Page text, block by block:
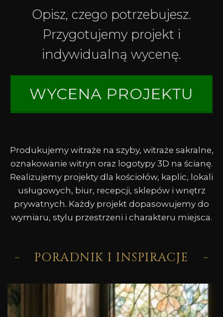
Opisz, czego potrzebujesz.
Przygotujemy projekt i
indywidualną wycenę.
WYCENA PROJEKTU
Produkujemy witraże na szyby, witraże sakralne,
oznakowanie witryn oraz logotypy 3D na ścianę.
Realizujemy projekty dla kościołów, kaplic, lokali
usługowych, biur, recepcji, sklepów i wnętrz
prywatnych. Każdy projekt dopasowujemy do
wymiaru, stylu przestrzeni i charakteru miejsca.
PORADNIK I INSPIRACJE